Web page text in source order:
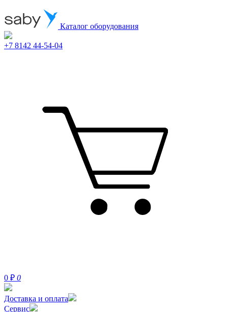
Каталог оборудования
+7 8142 44-54-04
0 ₽ 0
Доставка и оплата
Сервис